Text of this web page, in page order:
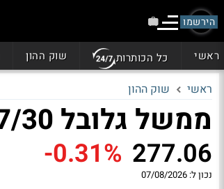
הירשמו
ראשי כל הכותרות שוק ההון
ראשי שוק ההון
ממשל גלובל 07/30
277.06
-0.31%
נכון ל: 07/08/2026